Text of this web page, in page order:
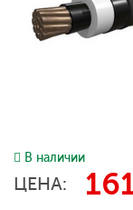
В наличии
ЦЕНА: